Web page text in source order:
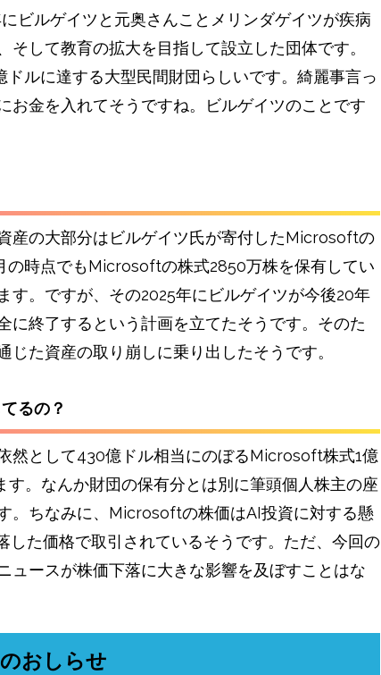
ビルゲイツと元奥さんことメリンダゲイツが疾病
そして教育の拡大を目指して設立した団体です。
ドルに達する大型民間財団らしいです。綺麗事言っ
お金を入れてそうですね。ビルゲイツのことです
産の大部分はビルゲイツ氏が寄付したMicrosoftの
の時点でもMicrosoftの株式2850万株を保有してい
す。ですが、その2025年にビルゲイツが今後20年
に終了するという計画を立てたそうです。そのた
じた資産の取り崩しに乗り出したそうです。
るの？
然として430億ドル相当にのぼるMicrosoft株式1億
す。なんか財団の保有分とは別に筆頭個人株主の座
。ちなみに、Microsoftの株価はAI投資に対する懸
した価格で取引されているそうです。ただ、今回の
ュースが株価下落に大きな影響を及ぼすことはな
おしらせ